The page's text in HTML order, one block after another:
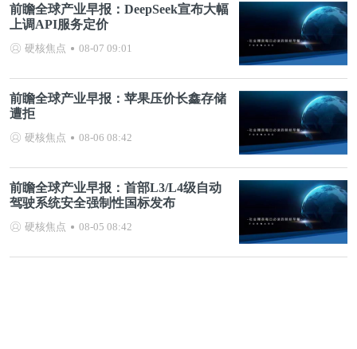
前瞻全球产业早报：DeepSeek宣布大幅
上调API服务定价
硬核焦点 08-07 09:01
前瞻全球产业早报：苹果压价长鑫存储
遭拒
硬核焦点 08-06 08:42
前瞻全球产业早报：首部L3/L4级自动
驾驶系统安全强制性国标发布
硬核焦点 08-05 08:42